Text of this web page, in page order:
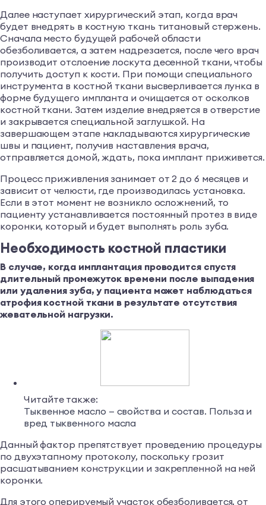
Далее наступает хирургический этап, когда врач
будет внедрять в костную ткань титановый стержень.
Сначала место будущей рабочей области
обезболивается, а затем надрезается, после чего врач
производит отслоение лоскута десенной ткани, чтобы
получить доступ к кости. При помощи специального
инструмента в костной ткани высверливается лунка в
форме будущего импланта и очищается от осколков
костной ткани. Затем изделие внедряется в отверстие
и закрывается специальной заглушкой. На
завершающем этапе накладываются хирургические
швы и пациент, получив наставления врача,
отправляется домой, ждать, пока имплант приживется.
Процесс приживления занимает от 2 до 6 месяцев и
зависит от челюсти, где производилась установка.
Если в этот момент не возникло осложнений, то
пациенту устанавливается постоянный протез в виде
коронки, который и будет выполнять роль зуба.
Необходимость костной пластики
В случае, когда имплантация проводится спустя
длительный промежуток времени после выпадения
или удаления зуба, у пациента может наблюдаться
атрофия костной ткани в результате отсутствия
жевательной нагрузки.
Читайте также:
Тыквенное масло — свойства и состав. Польза и
вред тыквенного масла
Данный фактор препятствует проведению процедуры
по двухэтапному протоколу, поскольку грозит
расшатыванием конструкции и закрепленной на ней
коронки.
Для этого оперируемый участок обезболивается, от